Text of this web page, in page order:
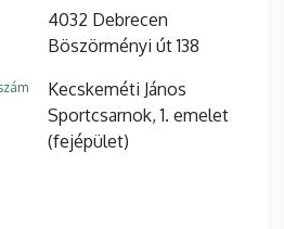
4032 Debrecen
Böszörményi út 138
Kecskeméti János
Sportcsarnok, 1. emelet
(fejépület)